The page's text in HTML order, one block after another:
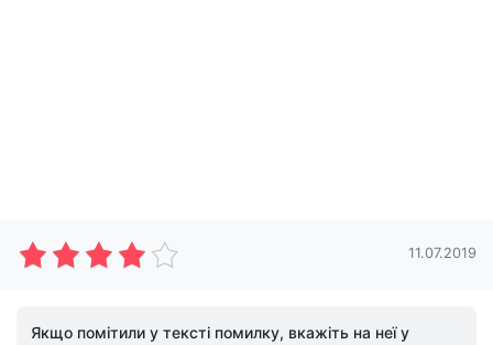
11.07.2019
Якщо помітили у тексті помилку, вкажіть на неї у